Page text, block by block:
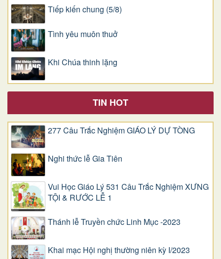
Tiếp kiến chung (5/8)
Tình yêu muôn thuở
Khi Chúa thinh lặng
TIN HOT
277 Câu Trắc Nghiệm GIÁO LÝ DỰ TÒNG
Nghi thức lễ Gia Tiên
Vui Học Giáo Lý 531 Câu Trắc Nghiệm XƯNG
TỘI & RƯỚC LỄ 1
Thánh lễ Truyền chức Linh Mục -2023
Khai mạc Hội nghị thường niên kỳ I/2023